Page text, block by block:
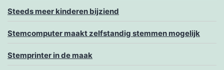
Steeds meer kinderen bijziend
Stemcomputer maakt zelfstandig stemmen mogelijk
Stemprinter in de maak